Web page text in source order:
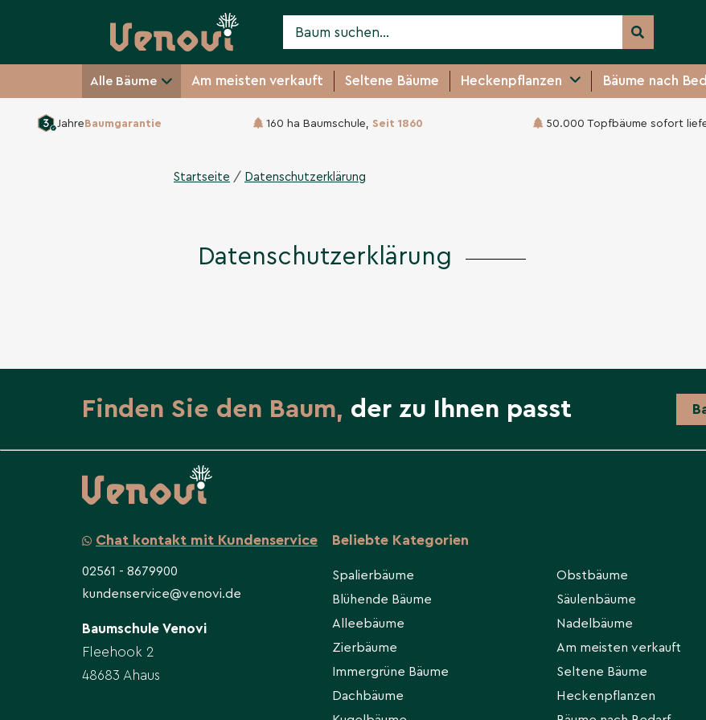
Alle Bäume Am meisten verkauft Seltene Bäume Heckenpflanzen Bäume nach
JahreBaumgarantie 160 ha Baumschule, Seit 1860 50.000 Topfbäume sofort
Startseite / Datenschutzerklärung
Datenschutzerklärung
Finden Sie den Baum, der zu Ihnen passt
Chat kontakt mit Kundenservice
02561 - 8679900
kundenservice@venovi.de
Baumschule Venovi
Fleehook 2
48683 Ahaus
Beliebte Kategorien
Spalierbäume
Blühende Bäume
Alleebäume
Zierbäume
Immergrüne Bäume
Dachbäume
Obstbäume
Säulenbäume
Nadelbäume
Am meisten verkauft
Seltene Bäume
Heckenpflanzen